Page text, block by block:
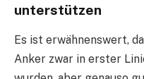
unterstützen
Es ist erwähnenswert,
Anker zwar in erster